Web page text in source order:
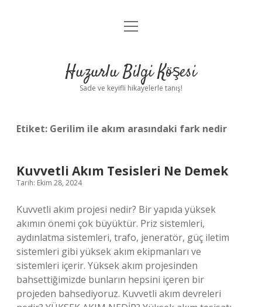
Anasayfa
Yasal Uyarı
menüyü
Huzurlu Bilgi Köşesi
Sade ve keyifli hikayelerle tanış!
Etiket: Gerilim ile akım arasındaki fark nedir
Kuvvetli Akım Tesisleri Ne Demek
Tarih: Ekim 28, 2024
Kuvvetli akım projesi nedir? Bir yapıda yüksek
akımın önemi çok büyüktür. Priz sistemleri,
aydınlatma sistemleri, trafo, jeneratör, güç iletim
sistemleri gibi yüksek akım ekipmanları ve
sistemleri içerir. Yüksek akım projesinden
bahsettiğimizde bunların hepsini içeren bir
projeden bahsediyoruz. Kuvvetli akım devreleri